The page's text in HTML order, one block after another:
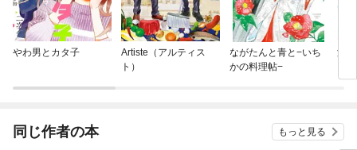
やわ男とカタ子
Artiste（アルティス
ト）
ながたんと青と−いち
かの料理帖−
海
同じ作者の本 もっと見る